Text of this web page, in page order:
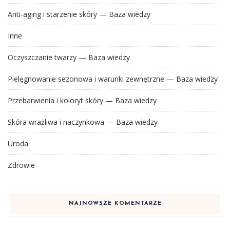
Anti-aging i starzenie skóry — Baza wiedzy
Inne
Oczyszczanie twarzy — Baza wiedzy
Pielęgnowanie sezonowa i warunki zewnętrzne — Baza wiedzy
Przebarwienia i koloryt skóry — Baza wiedzy
Skóra wrażliwa i naczynkowa — Baza wiedzy
Uroda
Zdrowie
NAJNOWSZE KOMENTARZE